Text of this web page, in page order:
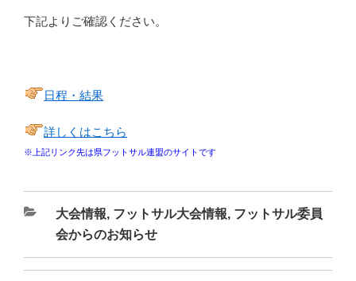
下記よりご確認ください。
日程・結果
詳しくはこちら
※上記リンク先は県フットサル連盟のサイトです
カ
テ
ゴ
大会情報, フットサル大会情報, フットサル委員
会からのお知らせ